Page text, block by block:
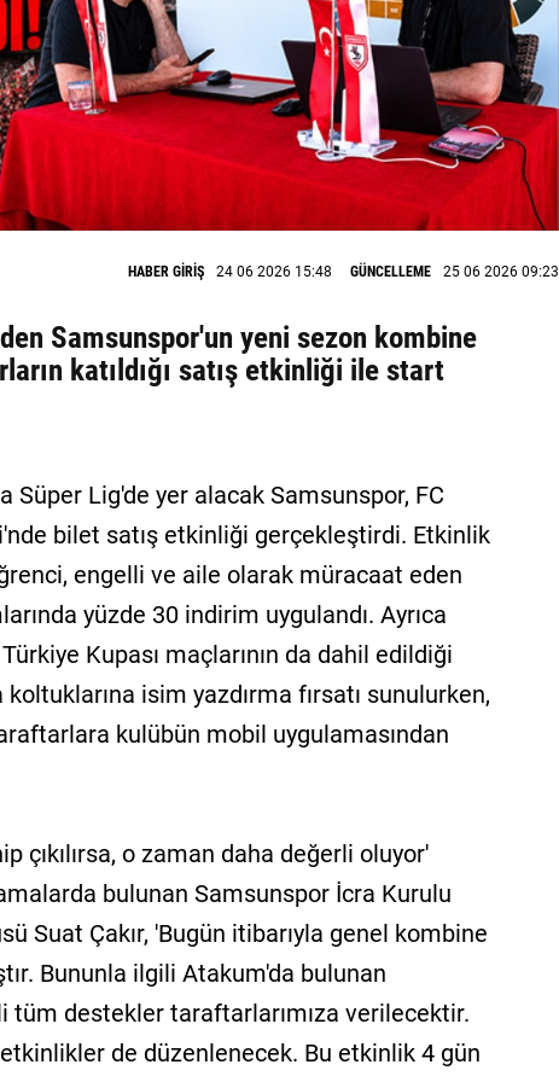
HABER GİRİŞ 24 06 2026 15:48 GÜNCELLEME 25 06 2026 09:23
Samsunspor'un yeni sezon kombine
katıldığı satış etkinliği ile start
Süper Lig'de yer alacak Samsunspor, FC
bilet satış etkinliği gerçekleştirdi. Etkinlik
engelli ve aile olarak müracaat eden
yüzde 30 indirim uygulandı. Ayrıca
Kupası maçlarının da dahil edildiği
isim yazdırma fırsatı sunulurken,
kulübün mobil uygulamasından
çıkılırsa, o zaman daha değerli oluyor'
bulunan Samsunspor İcra Kurulu
Suat Çakır, 'Bugün itibarıyla genel kombine
Bununla ilgili Atakum'da bulunan
tüm destekler taraftarlarımıza verilecektir.
de düzenlenecek. Bu etkinlik 4 gün